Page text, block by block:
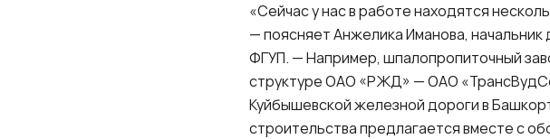
«Сейчас у нас в работе находятся
— поясняет Анжелика Иманова,
ФГУП. — Например, шпалопропиточный
структуре ОАО «РЖД» — ОАО
Куйбышевской железной дороги в
строительства предлагается вместе с